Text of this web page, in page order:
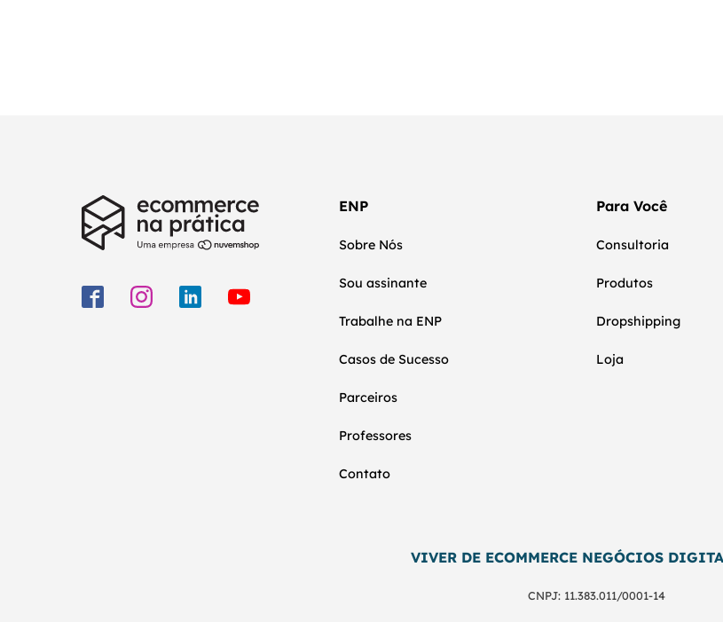
ENP
Sobre Nós
Sou assinante
Trabalhe na ENP
Casos de Sucesso
Parceiros
Professores
Contato
Para Você
Consultoria
Produtos
Dropshipping
Loja
VIVER DE ECOMMERCE NEGÓCIOS
CNPJ: 11.383.011/0001-14